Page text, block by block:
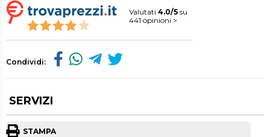
Valutati 4.0/5 su
441 opinioni >
Condividi:
SERVIZI
STAMPA